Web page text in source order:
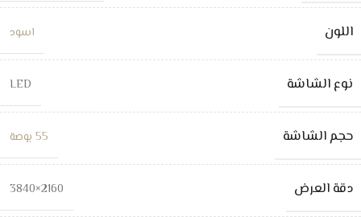
اللون اسود
نوع الشاشة LED
حجم الشاشة 55 بوصة
دقة العرض 2160×3840